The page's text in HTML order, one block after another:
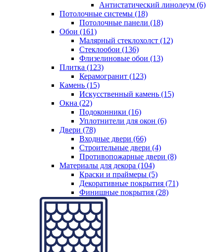
Антистатический линолеум (6)
Потолочные системы (18)
Потолочные панели (18)
Обои (161)
Малярный стеклохолст (12)
Стеклообои (136)
Флизелиновые обои (13)
Плитка (123)
Керамогранит (123)
Камень (15)
Искусственный камень (15)
Окна (22)
Подоконники (16)
Уплотнители для окон (6)
Двери (78)
Входные двери (66)
Строительные двери (4)
Противопожарные двери (8)
Материалы для декора (104)
Краски и праймеры (5)
Декоративные покрытия (71)
Финишные покрытия (28)